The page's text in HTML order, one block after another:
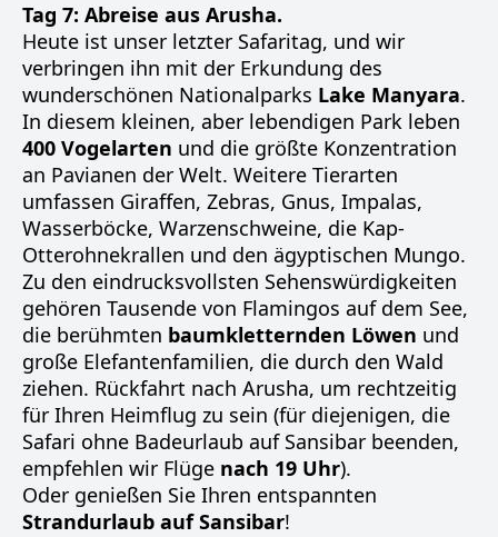
Tag 7: Abreise aus Arusha.
Heute ist unser letzter Safaritag, und wir
verbringen ihn mit der Erkundung des
wunderschönen Nationalparks Lake Manyara.
In diesem kleinen, aber lebendigen Park leben
400 Vogelarten und die größte Konzentration
an Pavianen der Welt. Weitere Tierarten
umfassen Giraffen, Zebras, Gnus, Impalas,
Wasserböcke, Warzenschweine, die Kap-
Otterohnekrallen und den ägyptischen Mungo.
Zu den eindrucksvollsten Sehenswürdigkeiten
gehören Tausende von Flamingos auf dem See,
die berühmten baumkletternden Löwen und
große Elefantenfamilien, die durch den Wald
ziehen. Rückfahrt nach Arusha, um rechtzeitig
für Ihren Heimflug zu sein (für diejenigen, die
Safari ohne Badeurlaub auf Sansibar beenden,
empfehlen wir Flüge nach 19 Uhr).
Oder genießen Sie Ihren entspannten
Strandurlaub auf Sansibar!